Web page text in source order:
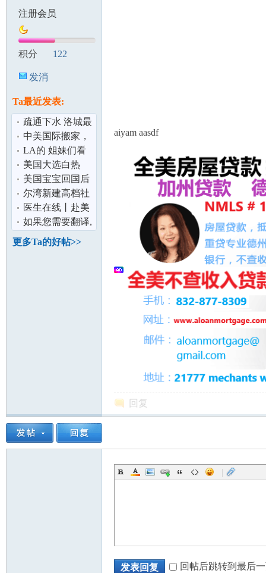
州
注册会员
积分 122
发消
Ta最近发表:
疏通下水 洛城最
低价
中美国际搬家，
私人物品运输，
衣服和鞋运输
LA的 姐妹们看
过来, 一起见证彼
此的蜕变~~
美国大选白热
化，华人为什么
更支持他？
美国宝宝回国后
去怎么接种疫
苗？
尔湾新建高档社
区独栋别墅分租
自助待产 民
医生在线丨赴美
生子,这个医生你
不能不知道
如果您需要翻译,
我可以帮您
更多Ta的好帖>>
aiyam aasdf
回复
|
发表回复 回帖后跳转到最后